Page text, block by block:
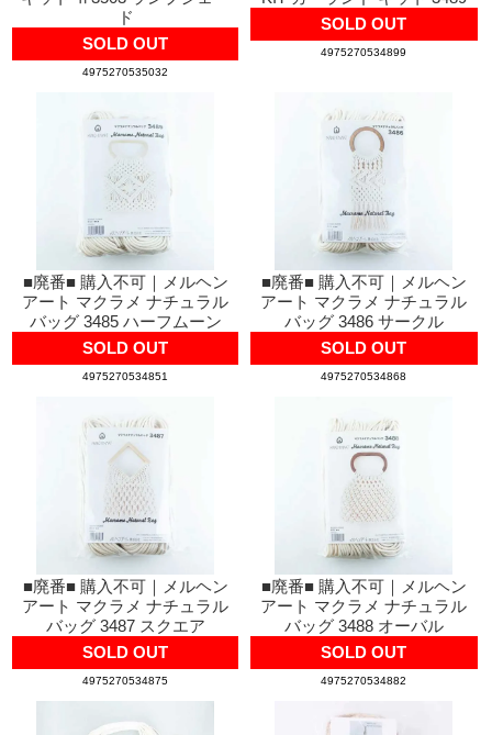
ド
SOLD OUT
4975270535032
SOLD OUT
4975270534899
■廃番■ 購入不可｜メルヘン
アート マクラメ ナチュラル
バッグ 3485 ハーフムーン
SOLD OUT
4975270534851
■廃番■ 購入不可｜メルヘン
アート マクラメ ナチュラル
バッグ 3486 サークル
SOLD OUT
4975270534868
■廃番■ 購入不可｜メルヘン
アート マクラメ ナチュラル
バッグ 3487 スクエア
SOLD OUT
4975270534875
■廃番■ 購入不可｜メルヘン
アート マクラメ ナチュラル
バッグ 3488 オーバル
SOLD OUT
4975270534882